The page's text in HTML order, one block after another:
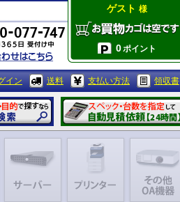
ゲスト 様
0ポイント
イン 送料 支払い方法 領収書